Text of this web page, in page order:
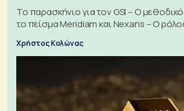
Το παρασκήνιο για τον GSI – Ο
το πείσμα Meridiam και Nexans – Ο
Χρήστος Κολώνας